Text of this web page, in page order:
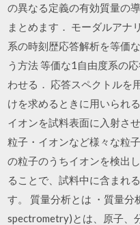
の異なる定義の有効質量の
まとめます． モーダルアナ
系の時刻歴応答解析を等価
う方法 等価な1自由度系の
わせる． 応答スペクトルを
けを求めるときに用いられ
イオンを試料表面に入射さ
粒子・イオンなど様々な粒
の粒子のうちイオンを検出
ることで、試料中に含まれ
す。 質量分析とは ・質量分
spectrometry)とは、原子、